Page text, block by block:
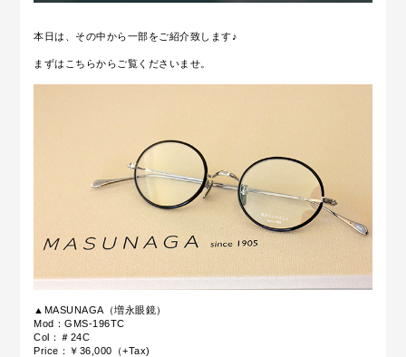
本日は、その中から一部をご紹介致します♪
まずはこちらからご覧くださいませ。
▲MASUNAGA（増永眼鏡）
Mod：GMS-196TC
Col：＃24C
Price：￥36,000（+Tax)